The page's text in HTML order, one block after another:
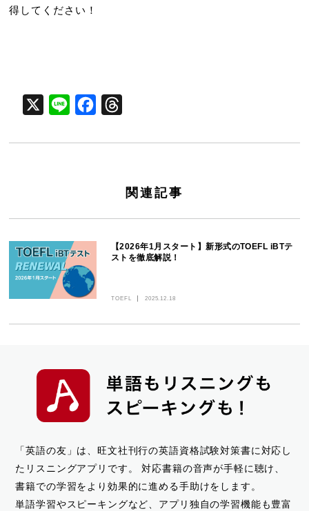
得してください！
X Line Facebook
関連記事
【2026年1月スタート】新形式のTOEFL iBTテ
ストを徹底解説！
TOEFL 2025.12.18
「英語の友」は、旺文社刊行の英語資格試験対策書に対応し
たリスニングアプリです。
対応書籍の音声が手軽に聴け、
書籍での学習をより効果的に進める手助けをします。
単語学習やスピーキングなど、アプリ独自の学習機能も豊富